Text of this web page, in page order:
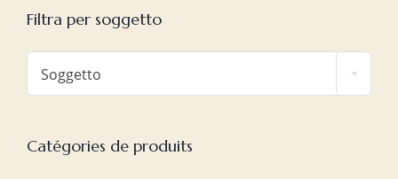
Filtra per soggetto
Soggetto
Catégories de produits